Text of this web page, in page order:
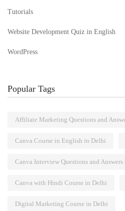
Tutorials
Website Development Quiz in English
WordPress
Popular Tags
Affiliate Marketing Questions and
Canva Course in English in Delhi
Canva Interview Questions and
Canva with Hindi Course in Delhi
Digital Marketing Course in Delhi